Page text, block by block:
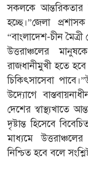
সকলকে আন্তরিকতার
হচ্ছে।”জেলা
“বাংলাদেশ-চীন
উত্তরাঞ্চলের
রাজধানীমুখী হতে
চিকিৎসাসেবা
উদ্যোগে
দেশের স্বাস্থ্যখাতে
দৃষ্টান্ত হিসেবে
মাধ্যমে
নিশ্চিত হবে বলে